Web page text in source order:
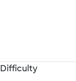
Difficulty